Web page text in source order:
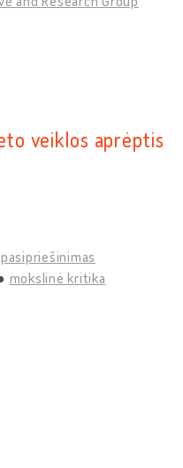
veiklos aprėptis
mokslinė kritika